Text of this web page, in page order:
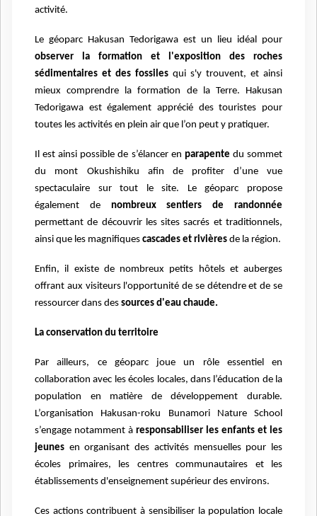
activité.
Le géoparc Hakusan Tedorigawa est un lieu idéal pour
observer la formation et l'exposition des roches
sédimentaires et des fossiles qui s'y trouvent, et ainsi
mieux comprendre la formation de la Terre. Hakusan
Tedorigawa est également apprécié des touristes pour
toutes les activités en plein air que l’on peut y pratiquer.
Il est ainsi possible de s’élancer en parapente du sommet
du mont Okushishiku afin de profiter d’une vue
spectaculaire sur tout le site. Le géoparc propose
également de nombreux sentiers de randonnée
permettant de découvrir les sites sacrés et traditionnels,
ainsi que les magnifiques cascades et rivières de la région.
Enfin, il existe de nombreux petits hôtels et auberges
offrant aux visiteurs l'opportunité de se détendre et de se
ressourcer dans des sources d'eau chaude.
La conservation du territoire
Par ailleurs, ce géoparc joue un rôle essentiel en
collaboration avec les écoles locales, dans l’éducation de la
population en matière de développement durable.
L’organisation Hakusan-roku Bunamori Nature School
s’engage notamment à responsabiliser les enfants et les
jeunes en organisant des activités mensuelles pour les
écoles primaires, les centres communautaires et les
établissements d'enseignement supérieur des environs.
Ces actions contribuent à sensibiliser la population locale